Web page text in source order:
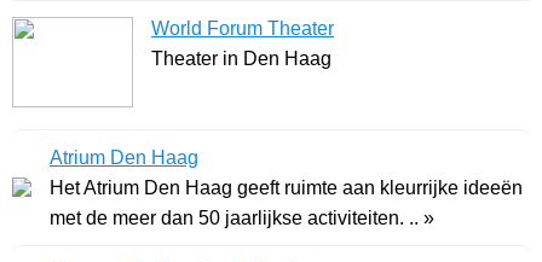
World Forum Theater
Theater in Den Haag
Atrium Den Haag
Het Atrium Den Haag geeft ruimte aan kleurrijke ideeën
met de meer dan 50 jaarlijkse activiteiten. .. »